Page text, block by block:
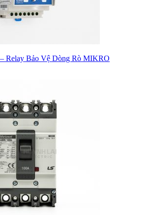
Relay Bảo Vệ Dòng Rò MIKRO